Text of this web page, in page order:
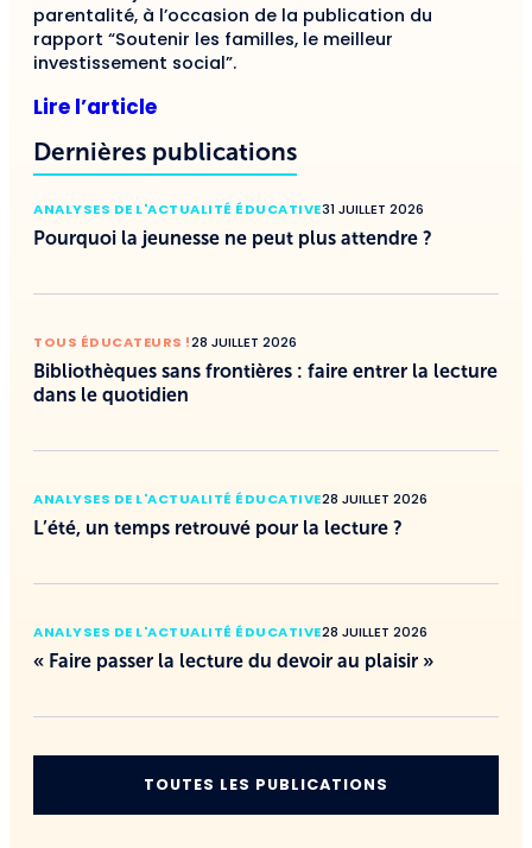
parentalité, à l’occasion de la publication du
rapport “Soutenir les familles, le meilleur
investissement social”.
Lire l’article
Dernières publications
ANALYSES DE L'ACTUALITÉ ÉDUCATIVE31 JUILLET 2026
Pourquoi la jeunesse ne peut plus attendre ?
TOUS ÉDUCATEURS !28 JUILLET 2026
Bibliothèques sans frontières : faire entrer la lecture
dans le quotidien
ANALYSES DE L'ACTUALITÉ ÉDUCATIVE28 JUILLET 2026
L’été, un temps retrouvé pour la lecture ?
ANALYSES DE L'ACTUALITÉ ÉDUCATIVE28 JUILLET 2026
« Faire passer la lecture du devoir au plaisir »
TOUTES LES PUBLICATIONS